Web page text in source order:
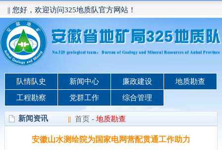
|| 您好，欢迎访问325地质队官方网站！
队情队史 新闻中心 廉政建设 地质勘查
工程勘察 党群工作 综合管理
新闻资讯 || 首页 - 地质勘查
安徽山水测绘院为国家电网营配贯通工作助力